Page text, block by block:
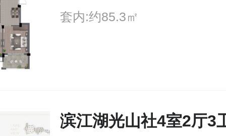
套内:约85.3㎡
滨江湖光山社4室2厅3